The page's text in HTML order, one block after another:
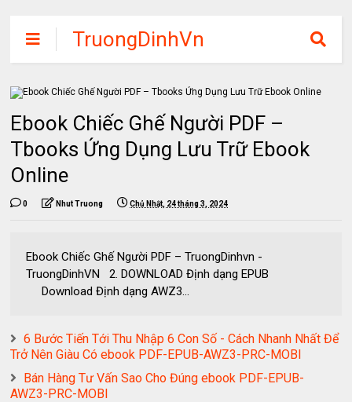
TruongDinhVn
Chia sẽ ebook,
các khóa học,
phần mềm học
tập miễn phí
Ebook Chiếc Ghế Người PDF –
Tbooks Ứng Dụng Lưu Trữ Ebook
Online
0 Nhut Truong Chủ Nhật, 24 tháng 3, 2024
Ebook Chiếc Ghế Người PDF – TruongDinhvn -
TruongDinhVN 2. DOWNLOAD Định dạng EPUB
Download Định dạng AWZ3...
6 Bước Tiến Tới Thu Nhập 6 Con Số - Cách Nhanh Nhất Để
Trở Nên Giàu Có ebook PDF-EPUB-AWZ3-PRC-MOBI
Bán Hàng Tư Vấn Sao Cho Đúng ebook PDF-EPUB-
AWZ3-PRC-MOBI